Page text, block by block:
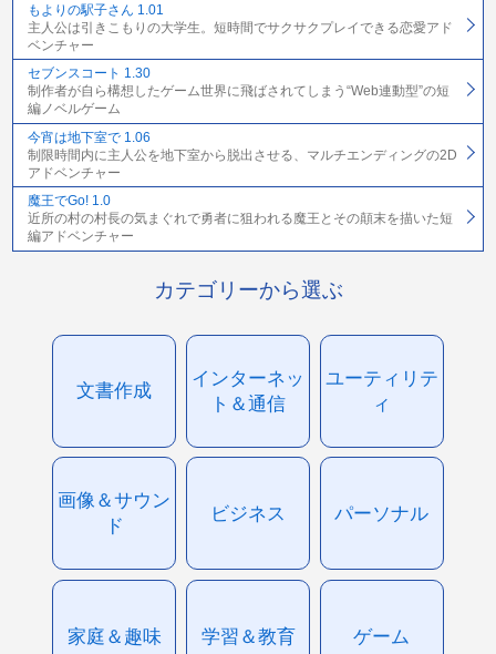
もよりの駅子さん 1.01
主人公は引きこもりの大学生。短時間でサクサクプレイできる恋愛アド
ベンチャー
セブンスコート 1.30
制作者が自ら構想したゲーム世界に飛ばされてしまう“Web連動型”の短
編ノベルゲーム
今宵は地下室で 1.06
制限時間内に主人公を地下室から脱出させる、マルチエンディングの2D
アドベンチャー
魔王でGo! 1.0
近所の村の村長の気まぐれで勇者に狙われる魔王とその顛末を描いた短
編アドベンチャー
カテゴリーから選ぶ
文書作成
インターネッ
ト＆通信
ユーティリテ
ィ
画像＆サウン
ド
ビジネス パーソナル
家庭＆趣味 学習＆教育 ゲーム